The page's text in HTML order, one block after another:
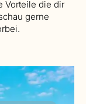
Vorteile die dir
gerne